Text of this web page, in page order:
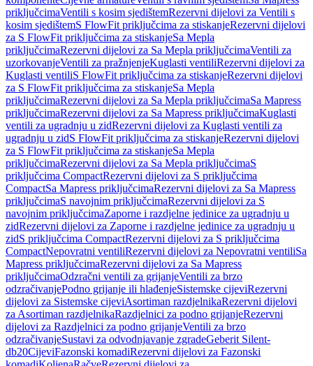
priključcimaVentili s kosim sjedištemRezervni dijelovi za Ventili s
kosim sjedištemS FlowFit priključcima za stiskanjeRezervni dijelovi
za S FlowFit priključcima za stiskanjeSa Mepla
priključcimaRezervni dijelovi za Sa Mepla priključcimaVentili za
uzorkovanjeVentili za pražnjenjeKuglasti ventiliRezervni dijelovi za
Kuglasti ventiliS FlowFit priključcima za stiskanjeRezervni dijelovi
za S FlowFit priključcima za stiskanjeSa Mepla
priključcimaRezervni dijelovi za Sa Mepla priključcimaSa Mapress
priključcimaRezervni dijelovi za Sa Mapress priključcimaKuglasti
ventili za ugradnju u zidRezervni dijelovi za Kuglasti ventili za
ugradnju u zidS FlowFit priključcima za stiskanjeRezervni dijelovi
za S FlowFit priključcima za stiskanjeSa Mepla
priključcimaRezervni dijelovi za Sa Mepla priključcimaS
priključcima CompactRezervni dijelovi za S priključcima
CompactSa Mapress priključcimaRezervni dijelovi za Sa Mapress
priključcimaS navojnim priključcimaRezervni dijelovi za S
navojnim priključcimaZaporne i razdjelne jedinice za ugradnju u
zidRezervni dijelovi za Zaporne i razdjelne jedinice za ugradnju u
zidS priključcima CompactRezervni dijelovi za S priključcima
CompactNepovratni ventiliRezervni dijelovi za Nepovratni ventiliSa
Mapress priključcimaRezervni dijelovi za Sa Mapress
priključcimaOdzračni ventili za grijanjeVentili za brzo
odzračivanjePodno grijanje ili hlađenjeSistemske cijeviRezervni
dijelovi za Sistemske cijeviAsortiman razdjelnikaRezervni dijelovi
za Asortiman razdjelnikaRazdjelnici za podno grijanjeRezervni
dijelovi za Razdjelnici za podno grijanjeVentili za brzo
odzračivanjeSustavi za odvodnjavanje zgradeGeberit Silent-
db20CijeviFazonski komadiRezervni dijelovi za Fazonski